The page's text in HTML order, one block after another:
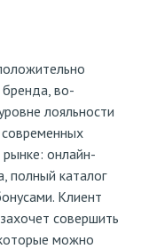
бренда, во-
лояльности
онлайн-
полный каталог
Клиент
совершить
можно